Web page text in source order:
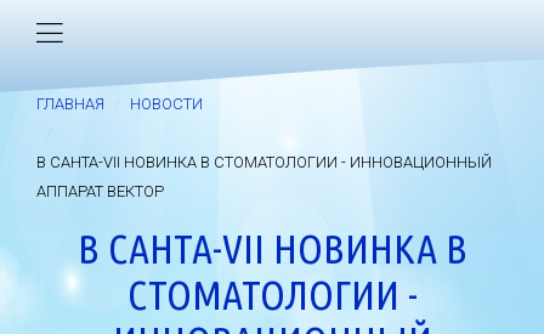
ГЛАВНАЯ НОВОСТИ
В САНТА-VII НОВИНКА В СТОМАТОЛОГИИ - ИННОВАЦИОННЫЙ
АППАРАТ ВЕКТОР
В САНТА-VII НОВИНКА В
СТОМАТОЛОГИИ -